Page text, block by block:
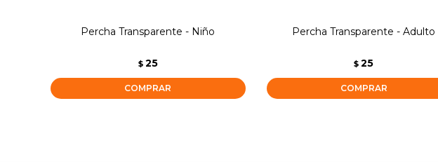
Percha Transparente - Niño
$ 25
Percha Transparente - Adulto
$ 25